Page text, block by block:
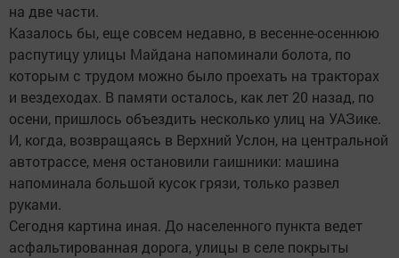
на две части.
Казалось бы, еще совсем недавно, в весенне-осеннюю
распутицу улицы Майдана напоминали болота, по
которым с трудом можно было проехать на тракторах
и вездеходах. В памяти осталось, как лет 20 назад, по
осени, пришлось объездить несколько улиц на УАЗике.
И, когда, возвращаясь в Верхний Услон, на центральной
автотрассе, меня остановили гаишники: машина
напоминала большой кусок грязи, только развел
руками.
Сегодня картина иная. До населенного пункта ведет
асфальтированная дорога, улицы в селе покрыты